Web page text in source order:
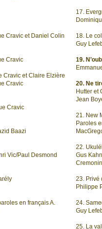
Cravic et Daniel Colin
Cravic
Cravic et Claire Elzière
Cravic
Cravic
Baazi
Vic/Paul Desmond
en français A.
17.
18. Le
Guy
19.
20. Ne
Hutter et
Jean
21. New
Paroles
22.
Gus
23. Privé
Philippe
24.
Guy
25. La